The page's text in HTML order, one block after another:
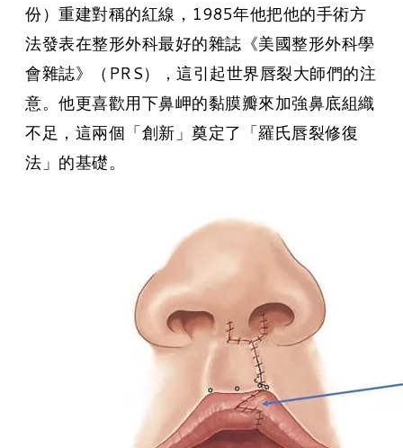
份）重建對稱的紅線，1985年他把他的手術方
法發表在整形外科最好的雜誌《美國整形外科學
會雜誌》（PRS），這引起世界唇裂大師們的注
意。他更喜歡用下鼻岬的黏膜瓣來加強鼻底組織
不足，這兩個「創新」奠定了「羅氏唇裂修復
法」的基礎。